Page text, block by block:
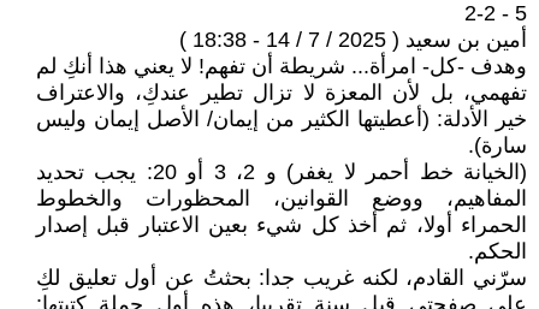
5 - 2-2
أمين بن سعيد ( 2025 / 7 / 14 - 18:38 )
وهدف -كل- امرأة... شريطة أن تفهم! لا يعني هذا أنكِ لم
تفهمي، بل لأن المعزة لا تزال تطير عندكِ، والاعتراف
خير الأدلة: (أعطيتها الكثير من إيمان/ الأصل إيمان وليس
سارة).
(الخيانة خط أحمر لا يغفر) و 2، 3 أو 20: يجب تحديد
المفاهيم، ووضع القوانين، المحظورات والخطوط
الحمراء أولا، ثم أخذ كل شيء بعين الاعتبار قبل إصدار
الحكم.
سرّني القادم، لكنه غريب جدا: بحثتُ عن أول تعليق لكِ